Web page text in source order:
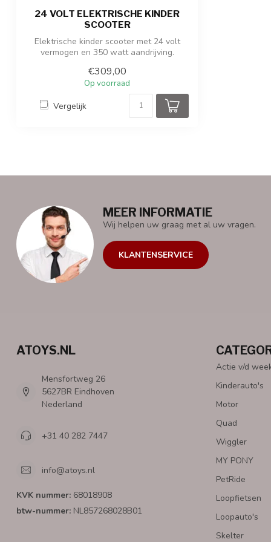
24 VOLT ELEKTRISCHE KINDER
SCOOTER
Elektrische kinder scooter met 24 volt
vermogen en 350 watt aandrijving.
€309,00
Op voorraad
Vergelijk
MEER INFORMATIE
Wij helpen uw graag met al uw vragen.
KLANTENSERVICE
ATOYS.NL
Mensfortweg 26
5627BR Eindhoven
Nederland
+31 40 282 7447
info@atoys.nl
KVK nummer: 68018908
btw-nummer: NL857268028B01
Actie v/d
Kinderauto's
Motor
Quad
Wiggler
MY PONY
PetRide
Loopfietsen
Loopauto's
Skelter